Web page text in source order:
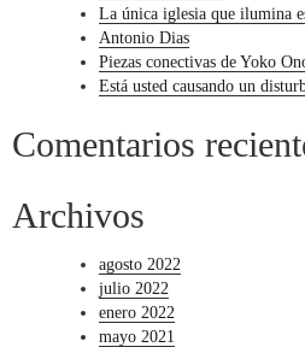
La única iglesia que ilumina
Antonio Dias
Piezas conectivas de Yoko
Está usted causando un
Comentarios
Archivos
agosto 2022
julio 2022
enero 2022
mayo 2021